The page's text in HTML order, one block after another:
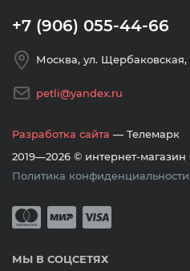
+7 (906) 055-44-66
Москва, ул. Щербаковская,
petli@yandex.ru
Разработка сайта — Телемарк
2019—2026 © интернет-магазин
Политика конфиденциальности
Принимается
МЫ В СОЦСЕТЯХ